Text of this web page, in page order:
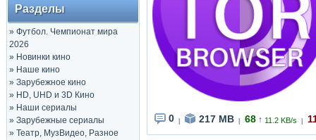
Разделы
» Футбол. Чемпионат мира
2026
» Новинки кино
» Наше кино
» Зарубежное кино
» HD, UHD и 3D Кино
» Наши сериалы
» Зарубежные сериалы
» Театр, МузВидео, Разное
0 217 MB 68 ↑ 11.2 KB/s